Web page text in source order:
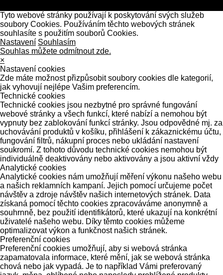
Tyto webové stránky používají k poskytování svých služeb
soubory Cookies. Používáním těchto webových stránek
souhlasíte s použitím souborů Cookies.
Nastavení Souhlasím
Souhlas můžete odmítnout zde.
×
Nastavení cookies
Zde máte možnost přizpůsobit soubory cookies dle kategorií,
jak vyhovují nejlépe Vašim preferencím.
Technické cookies
Technické cookies jsou nezbytné pro správné fungování
webové stránky a všech funkcí, které nabízí a nemohou být
vypnuty bez zablokování funkcí stránky. Jsou odpovědné mj. za
uchovávání produktů v košíku, přihlášení k zákaznickému účtu,
fungování filtrů, nákupní proces nebo ukládání nastavení
soukromí. Z tohoto důvodu technické cookies nemohou být
individuálně deaktivovány nebo aktivovány a jsou aktivní vždy
Analytické cookies
Analytické cookies nám umožňují měření výkonu našeho webu
a našich reklamních kampaní. Jejich pomocí určujeme počet
návštěv a zdroje návštěv našich internetových stránek. Data
získaná pomocí těchto cookies zpracováváme anonymně a
souhrnně, bez použití identifikátorů, které ukazují na konkrétní
uživatelé našeho webu. Díky těmto cookies můžeme
optimalizovat výkon a funkčnost našich stránek.
Preferenční cookies
Preferenční cookies umožňují, aby si webová stránka
zapamatovala informace, které mění, jak se webová stránka
chová nebo jak vypadá. Je to například Vámi preferovaný